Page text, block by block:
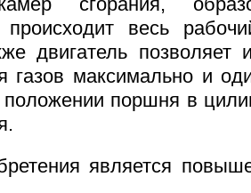
сгорания,
весь
двигатель позволяет
газов максимально и
поршня в
является